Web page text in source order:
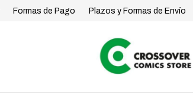
Formas de Pago Plazos y Formas de Envío